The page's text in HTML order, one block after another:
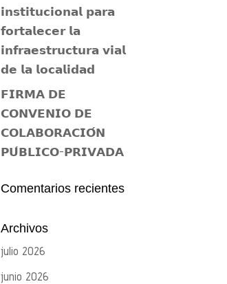
𝗶𝗻𝘀𝘁𝗶𝘁𝘂𝗰𝗶𝗼𝗻𝗮𝗹 𝗽𝗮𝗿𝗮
𝗳𝗼𝗿𝘁𝗮𝗹𝗲𝗰𝗲𝗿 𝗹𝗮
𝗶𝗻𝗳𝗿𝗮𝗲𝘀𝘁𝗿𝘂𝗰𝘁𝘂𝗿𝗮 𝘃𝗶𝗮𝗹
𝗱𝗲 𝗹𝗮 𝗹𝗼𝗰𝗮𝗹𝗶𝗱𝗮𝗱
𝗙𝗜𝗥𝗠𝗔 𝗗𝗘
𝗖𝗢𝗡𝗩𝗘𝗡𝗜𝗢 𝗗𝗘
𝗖𝗢𝗟𝗔𝗕𝗢𝗥𝗔𝗖𝗜𝗢́𝗡
𝗣𝗨́𝗕𝗟𝗜𝗖𝗢-𝗣𝗥𝗜𝗩𝗔𝗗𝗔
Comentarios recientes
Archivos
julio 2026
junio 2026